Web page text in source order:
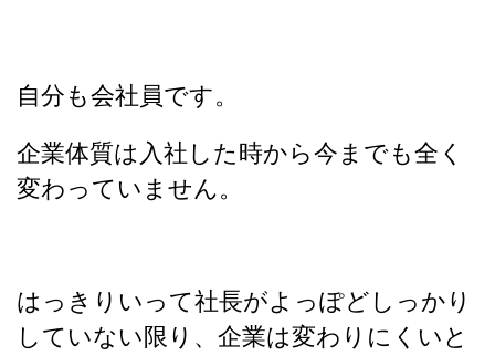
自分も会社員です。
企業体質は入社した時から今までも全く
変わっていません。
はっきりいって社長がよっぽどしっかり
していない限り、企業は変わりにくいと